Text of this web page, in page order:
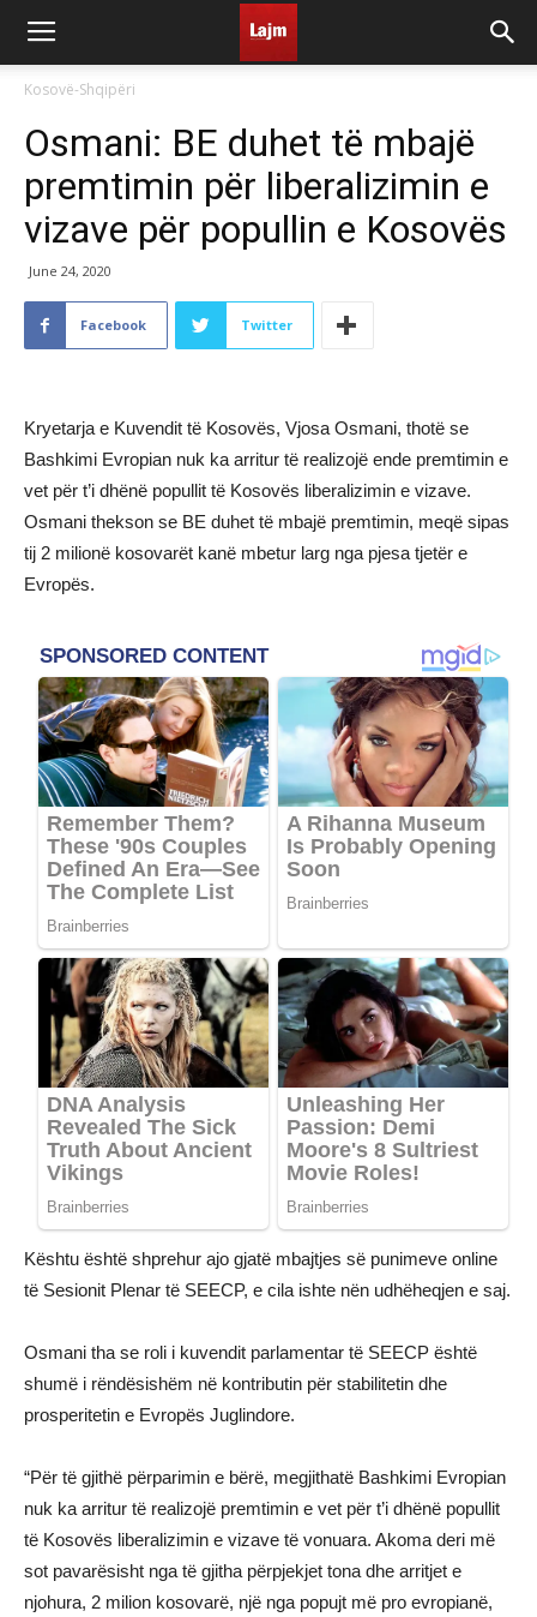
Kosovë-Shqipëri
Osmani: BE duhet të mbajë
premtimin për liberalizimin e
vizave për popullin e Kosovës
June 24, 2020
Facebook Twitter
Kryetarja e Kuvendit të Kosovës, Vjosa Osmani, thotë se
Bashkimi Evropian nuk ka arritur të realizojë ende premtimin e
vet për t’i dhënë popullit të Kosovës liberalizimin e vizave.
Osmani thekson se BE duhet të mbajë premtimin, meqë sipas
tij 2 milionë kosovarët kanë mbetur larg nga pjesa tjetër e
Evropës.
Kështu është shprehur ajo gjatë mbajtjes së punimeve online
të Sesionit Plenar të SEECP, e cila ishte nën udhëheqjen e saj.
Osmani tha se roli i kuvendit parlamentar të SEECP është
shumë i rëndësishëm në kontributin për stabilitetin dhe
prosperitetin e Evropës Juglindore.
“Për të gjithë përparimin e bërë, megjithatë Bashkimi Evropian
nuk ka arritur të realizojë premtimin e vet për t’i dhënë popullit
të Kosovës liberalizimin e vizave të vonuara. Akoma deri më
sot pavarësisht nga të gjitha përpjekjet tona dhe arritjet e
njohura, 2 milion kosovarë, një nga popujt më pro evropianë,